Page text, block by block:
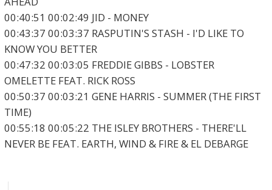
00:40:51 00:02:49 JID - MONEY
00:43:37 00:03:37 RASPUTIN'S STASH - I'D LIKE TO
KNOW YOU BETTER
00:47:32 00:03:05 FREDDIE GIBBS - LOBSTER
OMELETTE FEAT. RICK ROSS
00:50:37 00:03:21 GENE HARRIS - SUMMER (THE FIRST
TIME)
00:55:18 00:05:22 THE ISLEY BROTHERS - THERE'LL
NEVER BE FEAT. EARTH, WIND & FIRE & EL DEBARGE